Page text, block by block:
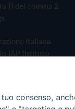
f) del comma 2
Italiana
IAP (Istituto
consenso,